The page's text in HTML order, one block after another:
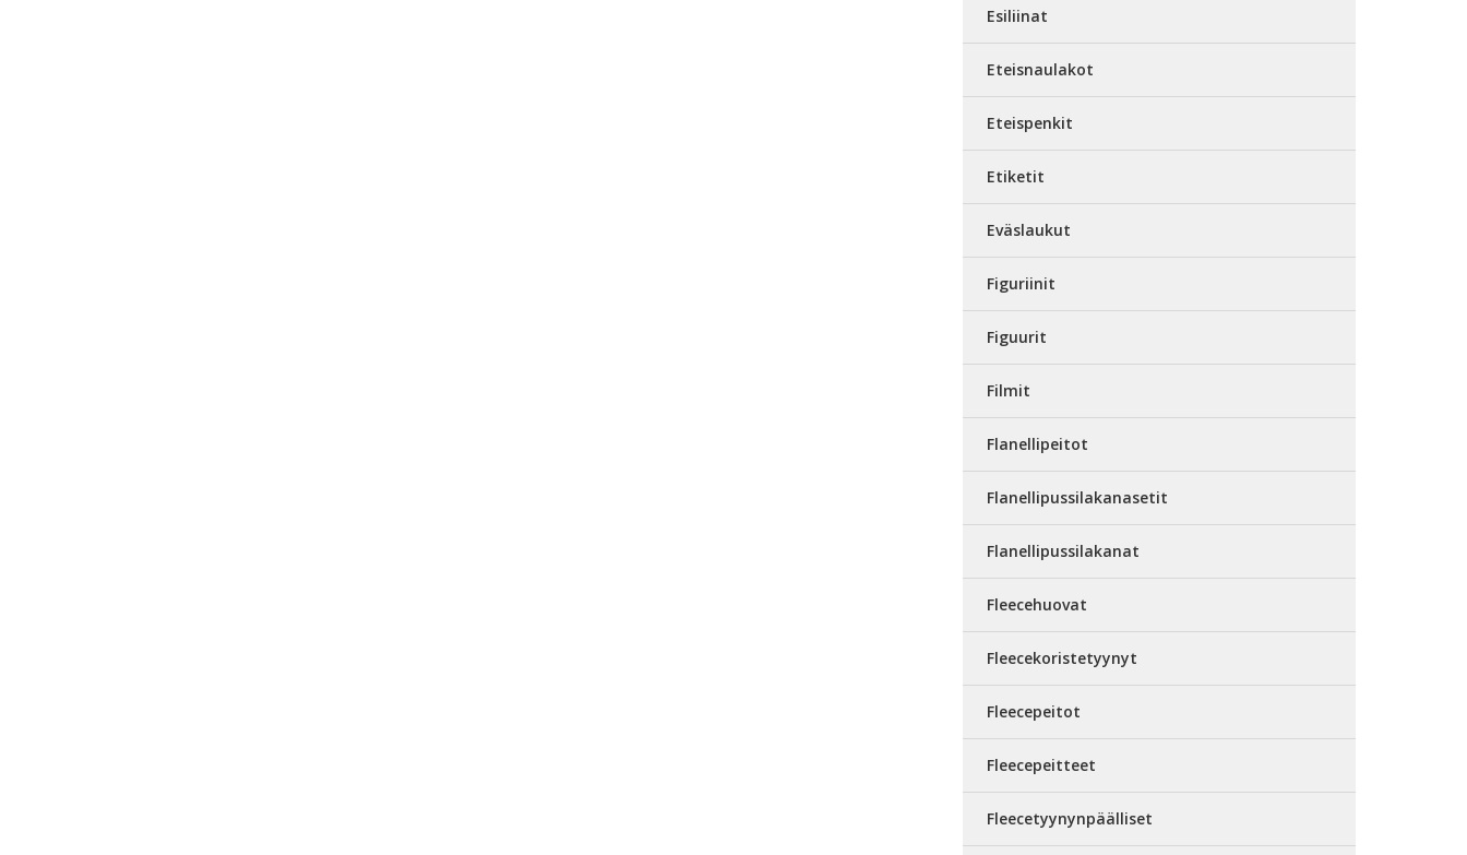
Esiliinat
Eteisnaulakot
Eteispenkit
Etiketit
Eväslaukut
Figuriinit
Figuurit
Filmit
Flanellipeitot
Flanellipussilakanasetit
Flanellipussilakanat
Fleecehuovat
Fleecekoristetyynyt
Fleecepeitot
Fleecepeitteet
Fleecetyynynpäälliset